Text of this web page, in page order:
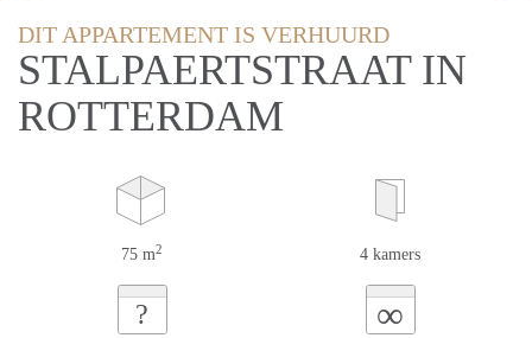
DIT APPARTEMENT IS VERHUURD
STALPAERTSTRAAT IN
ROTTERDAM
75 m2 4 kamers
? ∞